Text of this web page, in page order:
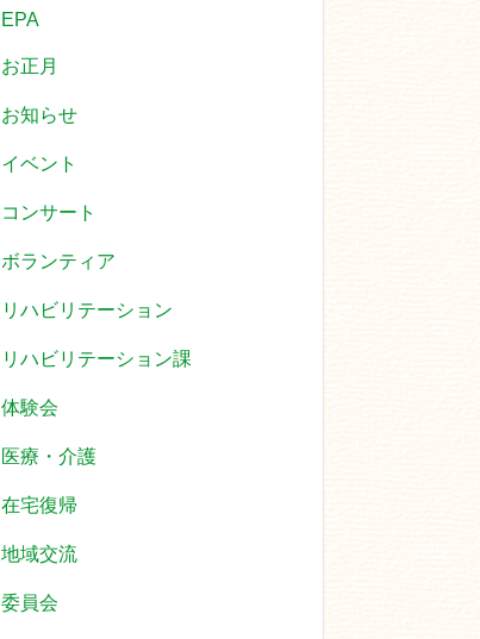
EPA
お正月
お知らせ
イベント
コンサート
ボランティア
リハビリテーション
リハビリテーション課
体験会
医療・介護
在宅復帰
地域交流
委員会